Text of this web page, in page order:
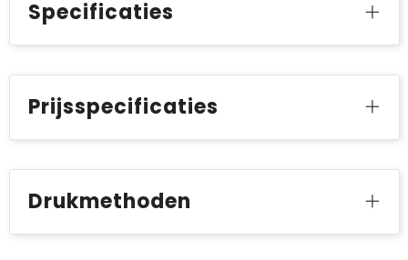
Specificaties
Prijsspecificaties
Drukmethoden